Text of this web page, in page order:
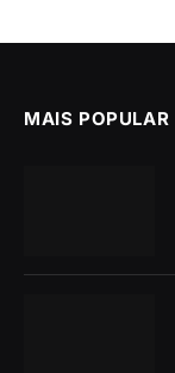
MAIS POPULAR